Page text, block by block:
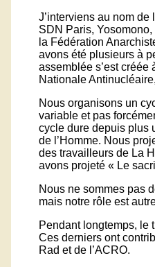
J’interviens au nom
SDN Paris,
la Fédération
avons été plusieurs à
assemblée s’est créée
Nationale
Nous organisons un
variable et pas
cycle dure depuis plus
de l’Homme. Nous
des travailleurs de La
avons projeté « Le
Nous ne sommes pas
mais notre rôle est
Pendant longtemps, le
Ces derniers ont
Rad et de l’ACRO.